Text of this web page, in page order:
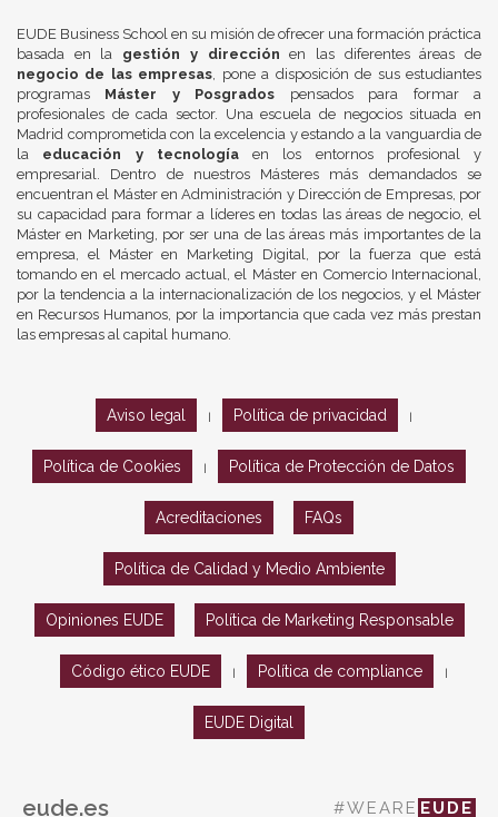
EUDE Business School en su misión de ofrecer una formación práctica
basada en la gestión y dirección en las diferentes áreas de
negocio de las empresas, pone a disposición de sus estudiantes
programas Máster y Posgrados pensados para formar a
profesionales de cada sector. Una escuela de negocios situada en
Madrid comprometida con la excelencia y estando a la vanguardia de
la educación y tecnologíaen los entornos profesional y
empresarial. Dentro de nuestros Másteres más demandados se
encuentran el Máster en Administración y Dirección de Empresas, por
su capacidad para formar a líderes en todas las áreas de negocio, el
Máster en Marketing, por ser una de las áreas más importantes de la
empresa, el Máster en Marketing Digital, por la fuerza que está
tomando en el mercado actual, el Máster en Comercio Internacional,
por la tendencia a la internacionalización de los negocios, y el Máster
en Recursos Humanos, por la importancia que cada vez más prestan
las empresas al capital humano.
Aviso legal Política de privacidad
Política de Cookies Política de Protección de Datos
Acreditaciones FAQs
Política de Calidad y Medio Ambiente
Opiniones EUDE Política de Marketing Responsable
Código ético EUDE Política de compliance
EUDE Digital
eude.es #WEARE EUDE